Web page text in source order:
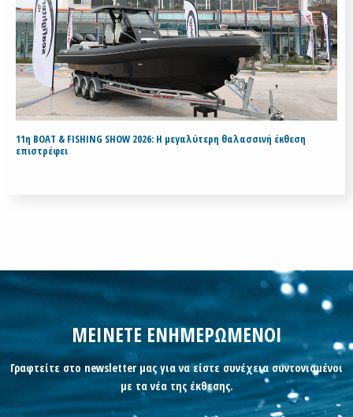
11η BOAT & FISHING SHOW 2026: Η μεγαλύτερη θαλασσινή έκθεση
επιστρέφει
ΜΕΙΝΕΤΕ ΕΝΗΜΕΡΩΜΕΝΟΙ
Γραφτείτε στο newsletter μας για να είστε συνέχεια συντονισμένοι
με τα νέα της έκθεσης.